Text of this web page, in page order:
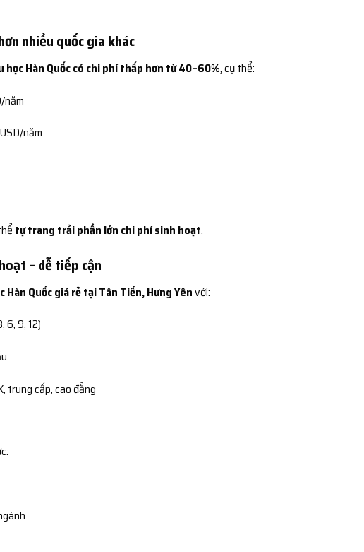
nhiều quốc gia khác
học Hàn Quốc có chi phí thấp hơn từ 40–60%, cụ thể:
năm
năm
tự trang trải phần lớn chi phí sinh hoạt.
– dễ tiếp cận
Quốc giá rẻ tại Tân Tiến, Hưng Yênvới:
6, 9, 12)
trung cấp, cao đẳng